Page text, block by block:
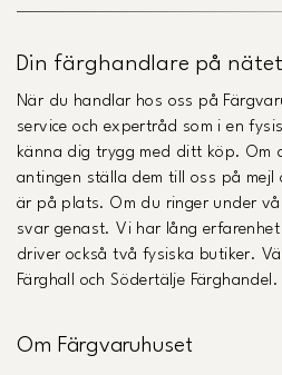
Din färghandlare på nätet
När du handlar hos oss på
service och expertråd som i en
känna dig trygg med ditt köp. Om
antingen ställa dem till oss på
är på plats. Om du ringer under
svar genast. Vi har lång
driver också två fysiska butiker.
Färghall och Södertälje Färghandel.
Om Färgvaruhuset